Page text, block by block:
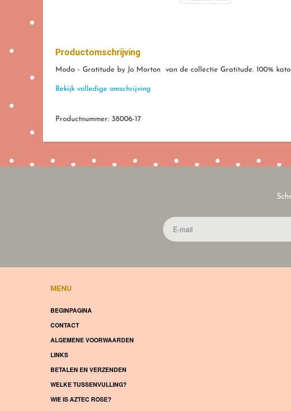
Productomschrijving
Moda - Gratitude by Jo Morton van de collectie Gratitude. 100%
Bekijk volledige omschrijving
Productnummer: 38006-17
MENU
BEGINPAGINA
CONTACT
ALGEMENE VOORWAARDEN
LINKS
BETALEN EN VERZENDEN
WELKE TUSSENVULLING?
WIE IS AZTEC ROSE?